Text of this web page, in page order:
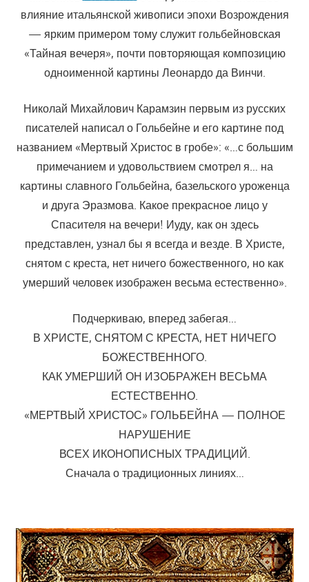
влияние итальянской живописи эпохи Возрождения
— ярким примером тому служит гольбейновская
«Тайная вечеря», почти повторяющая композицию
одноименной картины Леонардо да Винчи.
Николай Михайлович Карамзин первым из русских
писателей написал о Гольбейне и его картине под
названием «Мертвый Христос в гробе»: «…с большим
примечанием и удовольствием смотрел я… на
картины славного Гольбейна, базельского уроженца
и друга Эразмова. Какое прекрасное лицо у
Спасителя на вечери! Иуду, как он здесь
представлен, узнал бы я всегда и везде. В Христе,
снятом с креста, нет ничего божественного, но как
умерший человек изображен весьма естественно».
Подчеркиваю, вперед забегая…
В ХРИСТЕ, СНЯТОМ С КРЕСТА, НЕТ НИЧЕГО
БОЖЕСТВЕННОГО.
КАК УМЕРШИЙ ОН ИЗОБРАЖЕН ВЕСЬМА
ЕСТЕСТВЕННО.
«МЕРТВЫЙ ХРИСТОС» ГОЛЬБЕЙНА — ПОЛНОЕ
НАРУШЕНИЕ
ВСЕХ ИКОНОПИСНЫХ ТРАДИЦИЙ.
Сначала о традиционных линиях…